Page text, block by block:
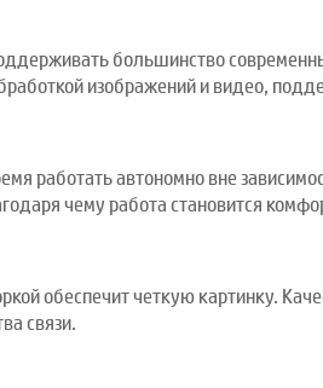
большинство
изображений и видео,
работать автономно вне
чему работа становится
обеспечит четкую картинку.
связи.